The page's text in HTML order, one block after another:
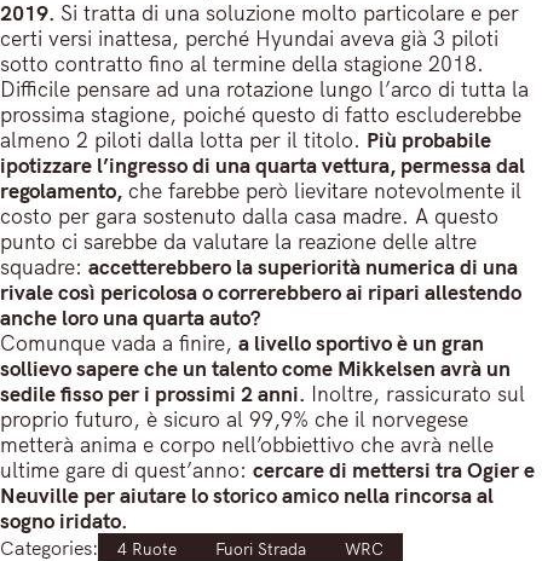
2019. Si tratta di una soluzione molto particolare e per
certi versi inattesa, perché Hyundai aveva già 3 piloti
sotto contratto fino al termine della stagione 2018.
Difficile pensare ad una rotazione lungo l’arco di tutta la
prossima stagione, poiché questo di fatto escluderebbe
almeno 2 piloti dalla lotta per il titolo. Più probabile
ipotizzare l’ingresso di una quarta vettura, permessa dal
regolamento, che farebbe però lievitare notevolmente il
costo per gara sostenuto dalla casa madre. A questo
punto ci sarebbe da valutare la reazione delle altre
squadre: accetterebbero la superiorità numerica di una
rivale così pericolosa o correrebbero ai ripari allestendo
anche loro una quarta auto?
Comunque vada a finire, a livello sportivo è un gran
sollievo sapere che un talento come Mikkelsen avrà un
sedile fisso per i prossimi 2 anni. Inoltre, rassicurato sul
proprio futuro, è sicuro al 99,9% che il norvegese
metterà anima e corpo nell’obbiettivo che avrà nelle
ultime gare di quest’anno: cercare di mettersi tra Ogier e
Neuville per aiutare lo storico amico nella rincorsa al
sogno iridato.
Categories: 4 Ruote Fuori Strada WRC